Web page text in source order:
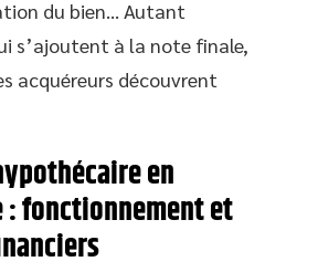
du bien… Autant
s’ajoutent à la note finale,
acquéreurs découvrent
en
fonctionnement et